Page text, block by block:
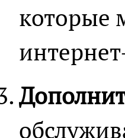
которые